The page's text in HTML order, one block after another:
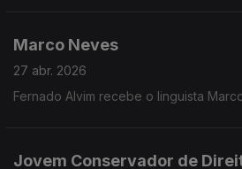
Marco Neves
27 abr. 2026
Fernado Alvim recebe o linguista
Jovem Conservador de